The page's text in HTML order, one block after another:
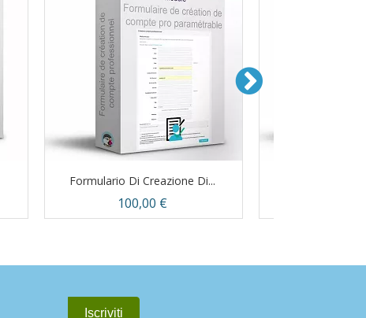
Formulario Di Creazione Di...
Prezzo
100,00 €